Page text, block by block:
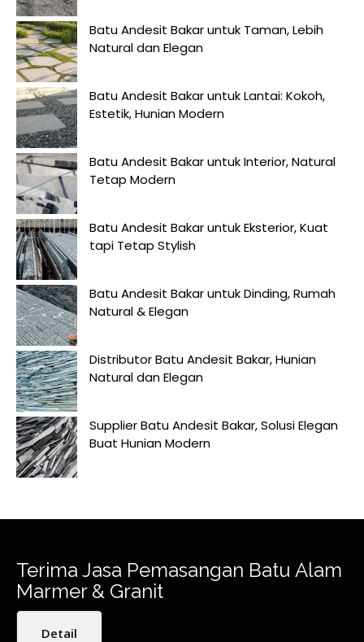
Batu Andesit Bakar untuk Taman, Lebih
Natural dan Elegan
Batu Andesit Bakar untuk Lantai: Kokoh,
Estetik, Hunian Modern
Batu Andesit Bakar untuk Interior, Natural
Tetap Modern
Batu Andesit Bakar untuk Eksterior, Kuat
tapi Tetap Stylish
Batu Andesit Bakar untuk Dinding, Rumah
Natural & Elegan
Distributor Batu Andesit Bakar, Hunian
Natural dan Elegan
Supplier Batu Andesit Bakar, Solusi Elegan
Buat Hunian Modern
Terima Jasa Pemasangan Batu Alam
Marmer & Granit
Detail